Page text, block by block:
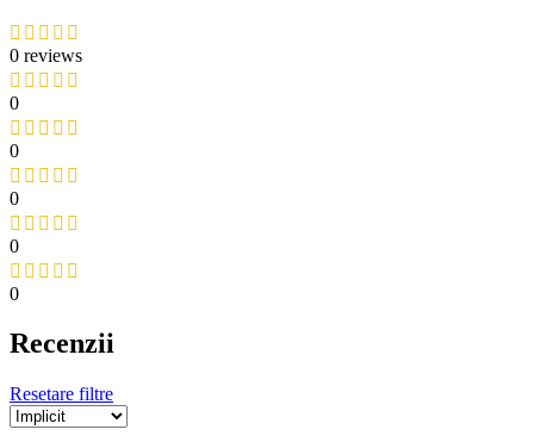
0 reviews
0
0
0
0
0
Recenzii
Resetare filtre